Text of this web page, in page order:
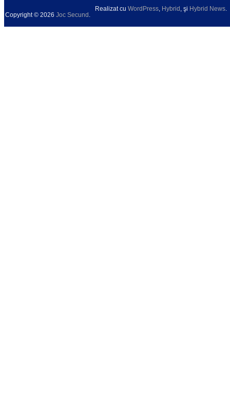
Copyright © 2026 Joc Secund
Realizat cu WordPress Hybrid , şi Hybrid News